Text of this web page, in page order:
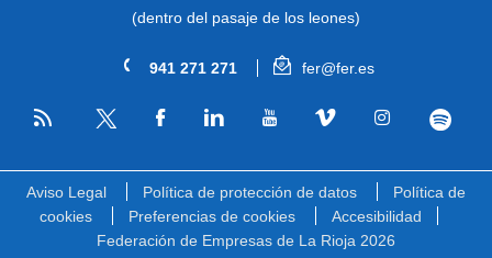
(dentro del pasaje de los leones)
941 271 271 fer@fer.es
RSS
Aviso Legal Política de protección de datos
Política de
cookies
Preferencias de cookies
Accesibilidad
Federación de Empresas de La Rioja 2026